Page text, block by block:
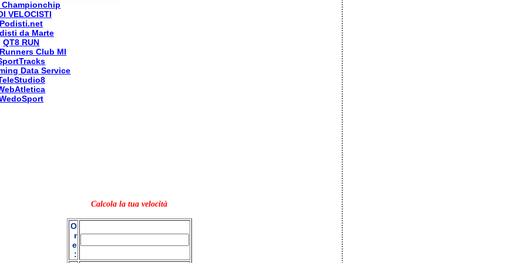
Championchip
VELOCISTI
Podisti.net
da Marte
QT8 RUN
Runners Club MI
Data Service
Calcola la tua velocità
O
r
e
: